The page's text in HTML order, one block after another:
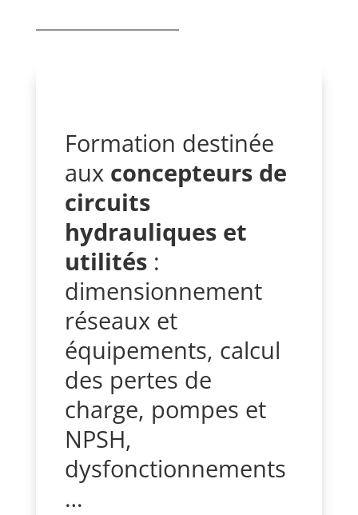
Formation destinée
aux concepteurs de
circuits
hydrauliques et
utilités:
dimensionnement
réseaux et
équipements, calcul
des pertes de
charge, pompes et
NPSH,
dysfonctionnements
…